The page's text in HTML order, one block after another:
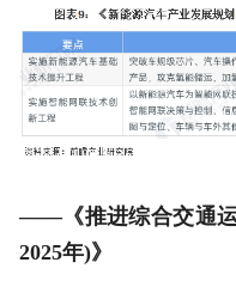
——《推进综合交通运
2025年)》